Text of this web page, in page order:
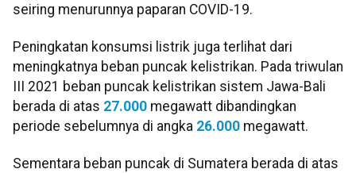
seiring menurunnya paparan COVID-19.
Peningkatan konsumsi listrik juga terlihat dari
meningkatnya beban puncak kelistrikan. Pada triwulan
III 2021 beban puncak kelistrikan sistem Jawa-Bali
berada di atas 27.000 megawatt dibandingkan
periode sebelumnya di angka 26.000 megawatt.
Sementara beban puncak di Sumatera berada di atas